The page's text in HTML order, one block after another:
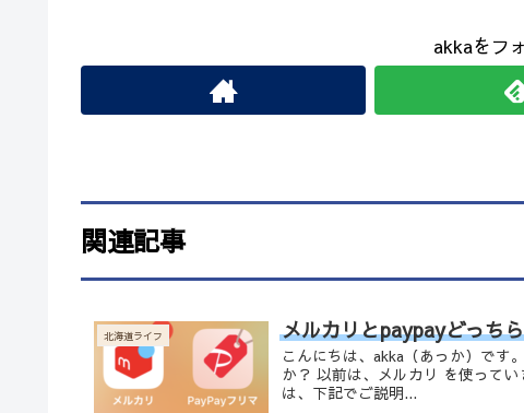
akkaをフ
関連記事
北海道ライフ メルカリとpaypayどっち
こんにちは、akka（あっか）です
か？ 以前は、メルカリ を使って
は、下記でご説明...